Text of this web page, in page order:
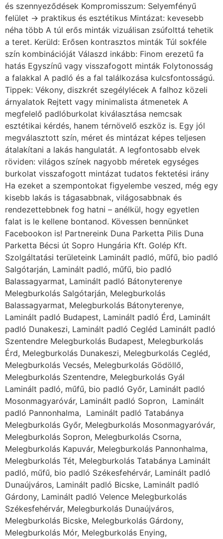
és szennyeződések Kompromisszum: Selyemfényű
felület → praktikus és esztétikus Mintázat: kevesebb
néha több A túl erős minták vizuálisan zsúfolttá tehetik
a teret. Kerüld: Erősen kontrasztos minták Túl sokféle
szín kombinációját Válaszd inkább: Finom erezetű fa
hatás Egyszínű vagy visszafogott minták Folytonosság
a falakkal A padló és a fal találkozása kulcsfontosságú.
Tippek: Vékony, diszkrét szegélylécek A falhoz közeli
árnyalatok Rejtett vagy minimalista átmenetek A
megfelelő padlóburkolat kiválasztása nemcsak
esztétikai kérdés, hanem térnövelő eszköz is. Egy jól
megválasztott szín, méret és mintázat képes teljesen
átalakítani a lakás hangulatát. A legfontosabb elvek
röviden: világos színek nagyobb méretek egységes
burkolat visszafogott mintázat tudatos fektetési irány
Ha ezeket a szempontokat figyelembe veszed, még egy
kisebb lakás is tágasabbnak, világosabbnak és
rendezettebbnek fog hatni – anélkül, hogy egyetlen
falat is le kellene bontanod. Kövessen bennünket
Facebookon is! Partnereink Duna Parketta Pilis Duna
Parketta Bécsi út Sopro Hungária Kft. Golép Kft.
Szolgáltatási területeink Laminált padló, műfű, bio padló
Salgótarján, Laminált padló, műfű, bio padló
Balassagyarmat, Laminált padló Bátonyterenye
Melegburkolás Salgótarján, Melegburkolás
Balassagyarmat, Melegburkolás Bátonyterenye,
Laminált padló Budapest, Laminált padló Érd, Laminált
padló Dunakeszi, Laminált padló Cegléd Laminált padló
Szentendre Melegburkolás Budapest, Melegburkolás
Érd, Melegburkolás Dunakeszi, Melegburkolás Cegléd,
Melegburkolás Vecsés, Melegburkolás Gödöllő,
Melegburkolás Szentendre, Melegburkolás Gyál
Laminált padló, műfű, bio padló Győr, Laminált padló
Mosonmagyaróvár, Laminált padló Sopron, Laminált
padló Pannonhalma, Laminált padló Tatabánya
Melegburkolás Győr, Melegburkolás Mosonmagyaróvár,
Melegburkolás Sopron, Melegburkolás Csorna,
Melegburkolás Kapuvár, Melegburkolás Pannonhalma,
Melegburkolás Tét, Melegburkolás Tatabánya Laminált
padló, műfű, bio padló Székesfehérvár, Laminált padló
Dunaújváros, Laminált padló Bicske, Laminált padló
Gárdony, Laminált padló Velence Melegburkolás
Székesfehérvár, Melegburkolás Dunaújváros,
Melegburkolás Bicske, Melegburkolás Gárdony,
Melegburkolás Mór, Melegburkolás Enying,